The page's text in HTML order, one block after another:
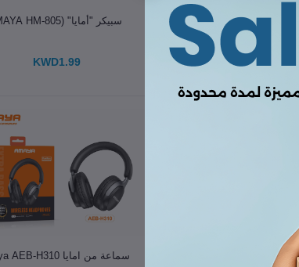
الإضافة إلى سلة التسوق
سبيكر "أمايا" (AMAYA HM-805)
KWD1.99
الإضافة إلى سلة التسوق
سماعة من امايا Amaya AEB-H310